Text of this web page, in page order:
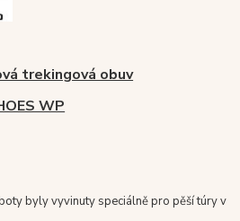
trekingová obuv
WP
byly vyvinuty speciálně pro pěší túry v